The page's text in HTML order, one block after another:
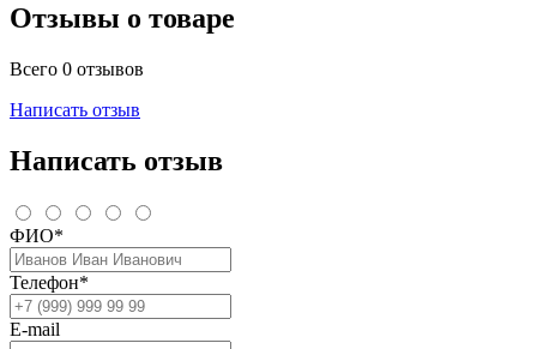
Отзывы о товаре
Всего 0 отзывов
Написать отзыв
Написать отзыв
ФИО*
Телефон*
E-mail